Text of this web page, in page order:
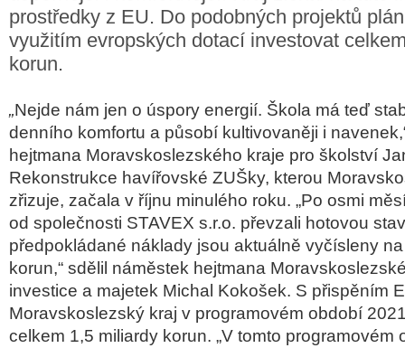
prostředky z EU. Do podobných projektů
využitím evropských dotací investovat
korun.
„Nejde nám jen o úspory energií. Škola má teď
denního komfortu a působí kultivovaněji i
hejtmana Moravskoslezského kraje pro školství
Rekonstrukce havířovské ZUŠky, kterou
zřizuje, začala v říjnu minulého roku. „Po osmi
od společnosti STAVEX s.r.o. převzali hotovou
předpokládané náklady jsou aktuálně vyčísleny
korun,“ sdělil náměstek hejtmana
investice a majetek Michal Kokošek. S přispěním
Moravskoslezský kraj v programovém období
celkem 1,5 miliardy korun. „V tomto programovém